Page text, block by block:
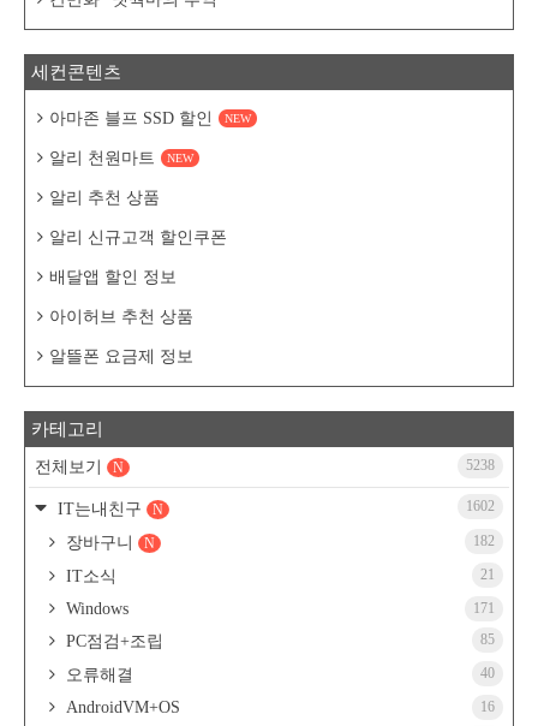
세컨콘텐츠
아마존 블프 SSD 할인 NEW
알리 천원마트 NEW
알리 추천 상품
알리 신규고객 할인쿠폰
배달앱 할인 정보
아이허브 추천 상품
알뜰폰 요금제 정보
카테고리
전체보기 5238
N
IT는내친구 1602
N
장바구니 182
N
IT소식 21
Windows 171
PC점검+조립 85
오류해결 40
AndroidVM+OS 16